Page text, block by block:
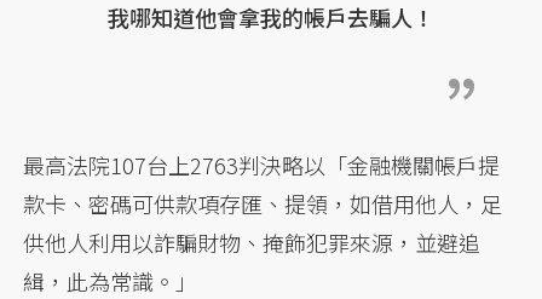
我哪知道他會拿我的帳戶去騙人！
最高法院107台上2763判決略以「金融機關帳戶提
款卡、密碼可供款項存匯、提領，如借用他人，足
供他人利用以詐騙財物、掩飾犯罪來源，並避追
緝，此為常識。」